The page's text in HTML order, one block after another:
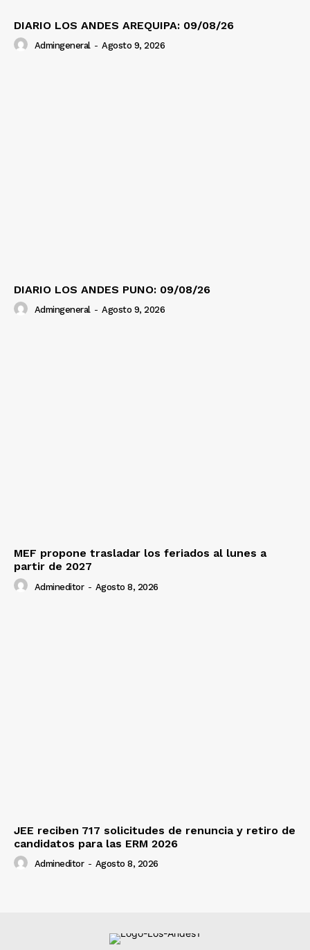
DIARIO LOS ANDES AREQUIPA: 09/08/26
Admingeneral - Agosto 9, 2026
DIARIO LOS ANDES PUNO: 09/08/26
Admingeneral - Agosto 9, 2026
MEF propone trasladar los feriados al lunes a
partir de 2027
Admineditor - Agosto 8, 2026
JEE reciben 717 solicitudes de renuncia y retiro de
candidatos para las ERM 2026
Admineditor - Agosto 8, 2026